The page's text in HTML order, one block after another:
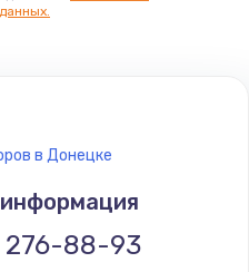
питания
в Донецке
276-88-93